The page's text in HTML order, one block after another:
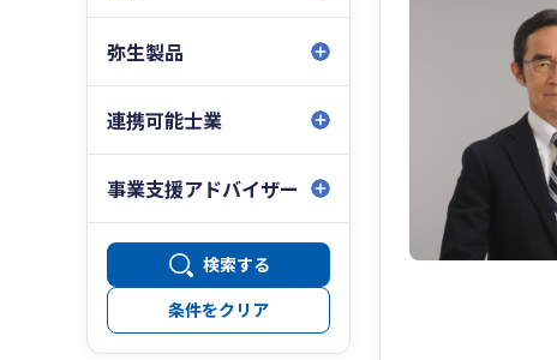
弥生製品
連携可能士業
事業支援アドバイザー
検索する
条件をクリア